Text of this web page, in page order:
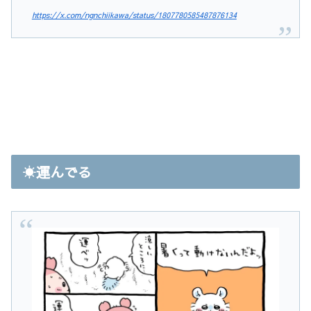
https://x.com/ngnchiikawa/status/1807780585487876134
☀️運んでる